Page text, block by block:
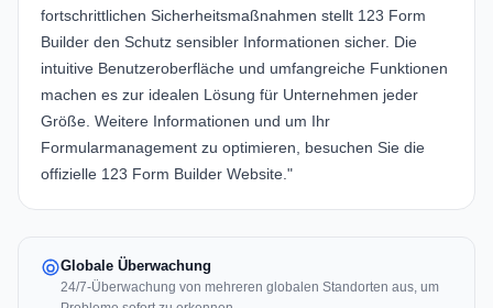
fortschrittlichen Sicherheitsmaßnahmen stellt 123 Form
Builder den Schutz sensibler Informationen sicher. Die
intuitive Benutzeroberfläche und umfangreiche Funktionen
machen es zur idealen Lösung für Unternehmen jeder
Größe. Weitere Informationen und um Ihr
Formularmanagement zu optimieren, besuchen Sie die
offizielle 123 Form Builder Website."
Globale Überwachung
24/7-Überwachung von mehreren globalen Standorten aus, um